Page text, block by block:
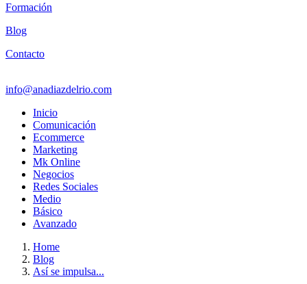
Formación
Blog
Contacto
info@anadiazdelrio.com
Inicio
Comunicación
Ecommerce
Marketing
Mk Online
Negocios
Redes Sociales
Medio
Básico
Avanzado
Home
Blog
Así se impulsa...